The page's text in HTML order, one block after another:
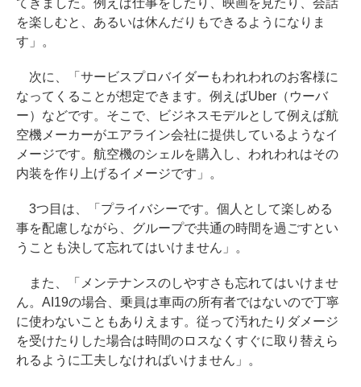
てきました。例えば仕事をしたり、映画を見たり、会話
を楽しむと、あるいは休んだりもできるようになりま
す」。
次に、「サービスプロバイダーもわれわれのお客様に
なってくることが想定できます。例えばUber（ウーバ
ー）などです。そこで、ビジネスモデルとして例えば航
空機メーカーがエアライン会社に提供しているようなイ
メージです。航空機のシェルを購入し、われわれはその
内装を作り上げるイメージです」。
3つ目は、「プライバシーです。個人として楽しめる
事を配慮しながら、グループで共通の時間を過ごすとい
うことも決して忘れてはいけません」。
また、「メンテナンスのしやすさも忘れてはいけませ
ん。AI19の場合、乗員は車両の所有者ではないので丁寧
に使わないこともありえます。従って汚れたりダメージ
を受けたりした場合は時間のロスなくすぐに取り替えら
れるように工夫しなければいけません」。